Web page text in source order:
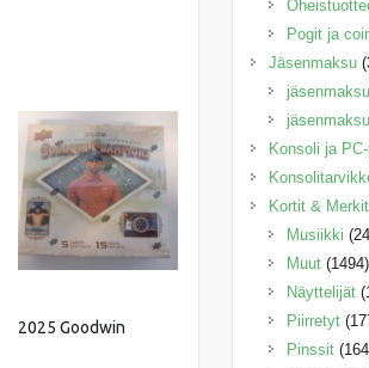
2025 Goodwin
Pogit ja
Jäsenmaksu
Konsoli ja
Kortit & Merkit
Musiikki
Muut (1494)
Näyttelijät
Piirretyt
Pinssit